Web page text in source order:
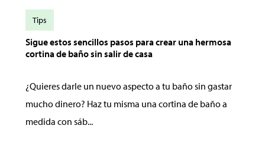
Sigue estos sencillos pasos para crear una hermosa
cortina de baño sin salir de casa
¿Quieres darle un nuevo aspecto a tu baño sin gastar
mucho dinero? Haz tu misma una cortina de baño a
medida con sáb...
Tips